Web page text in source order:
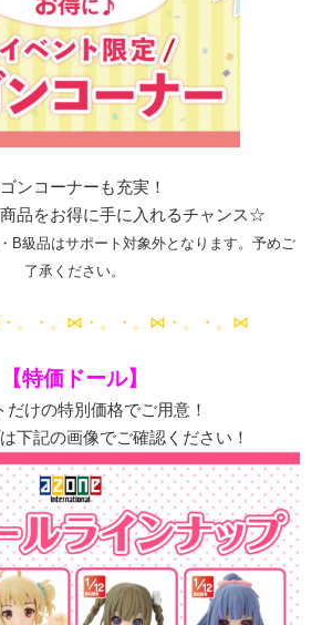
ンコーナーも充実！
品をお得に手に入れるチャンス☆
B級品はサポート対象外となります。予めご
了承ください。
。・。⋈・。・。⋈・。・。⋈
【特価ドール】
だけの特別価格でご用意！
下記の画像でご確認ください！